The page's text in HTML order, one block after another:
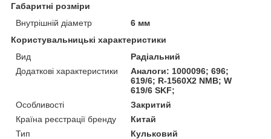
Габаритні розміри
Внутрішній діаметр
6 мм
Користувальницькі характеристики
Вид
Радіальний
Додаткові характеристики
Аналоги: 1000096; 696;
619/6; R-1560X2 NMB; W
619/6 SKF;
Особливості
Закритий
Країна реєстрації бренду
Китай
Тип
Кульковий